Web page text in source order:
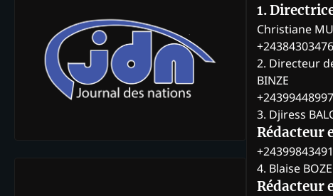
1.
Christiane
2. Directeur
BINZE
3. Djiress
Rédacteur
4. Blaise
Rédacteur